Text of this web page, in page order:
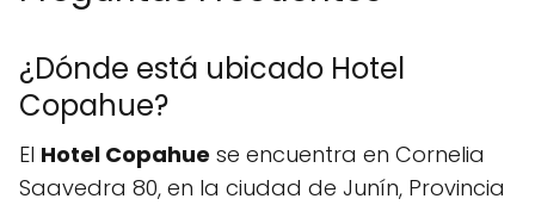
¿Dónde está ubicado Hotel
Copahue?
El Hotel Copahue se encuentra en Cornelia
Saavedra 80, en la ciudad de Junín, Provincia